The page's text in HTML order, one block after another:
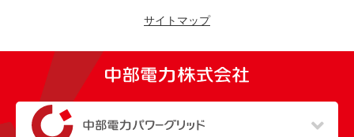
サイトマップ